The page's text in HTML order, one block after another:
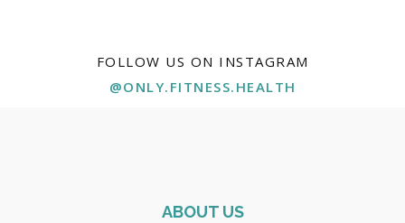
FOLLOW US ON INSTAGRAM
@ONLY.FITNESS.HEALTH
ABOUT US